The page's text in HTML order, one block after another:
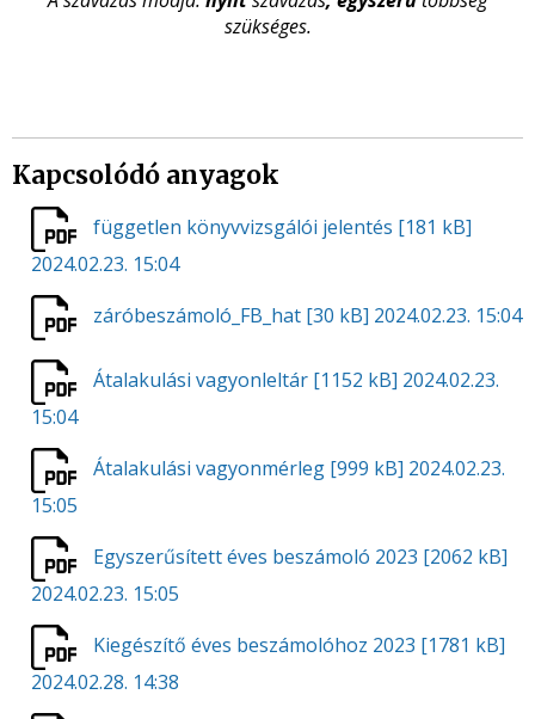
szükséges.
Kapcsolódó anyagok
független könyvvizsgálói jelentés [181 kB]
2024.02.23. 15:04
záróbeszámoló_FB_hat [30 kB] 2024.02.23. 15:04
Átalakulási vagyonleltár [1152 kB] 2024.02.23.
15:04
Átalakulási vagyonmérleg [999 kB] 2024.02.23.
15:05
Egyszerűsített éves beszámoló 2023 [2062 kB]
2024.02.23. 15:05
Kiegészítő éves beszámolóhoz 2023 [1781 kB]
2024.02.28. 14:38